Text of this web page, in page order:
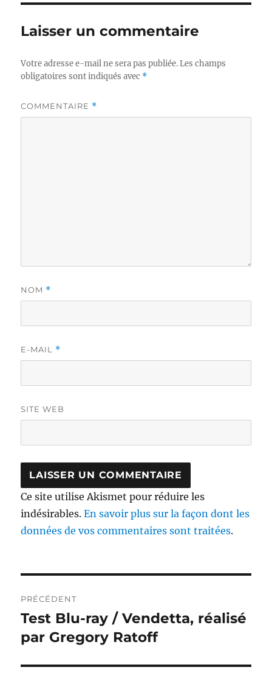
Laisser un commentaire
Votre adresse e-mail ne sera pas publiée. Les champs
obligatoires sont indiqués avec *
COMMENTAIRE *
NOM *
E-MAIL *
SITE WEB
Ce site utilise Akismet pour réduire les
indésirables.En savoir plus sur la façon dont les
données de vos commentaires sont traitées.
de
l’article
PRÉCÉDENT
Publication
précédente :
Test Blu-ray / Vendetta, réalisé
par Gregory Ratoff